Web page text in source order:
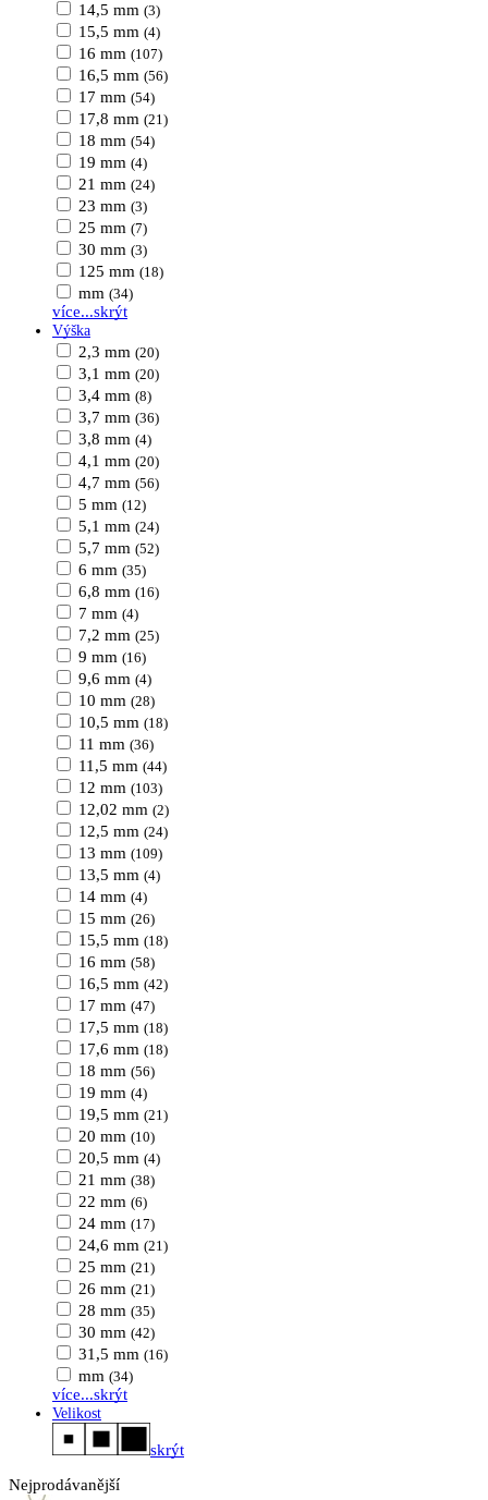
14,5 mm (3)
15,5 mm (4)
16 mm (107)
16,5 mm (56)
17 mm (54)
17,8 mm (21)
18 mm (54)
19 mm (4)
21 mm (24)
23 mm (3)
25 mm (7)
30 mm (3)
125 mm (18)
mm (34)
více...skrýt
Výška
2,3 mm (20)
3,1 mm (20)
3,4 mm (8)
3,7 mm (36)
3,8 mm (4)
4,1 mm (20)
4,7 mm (56)
5 mm (12)
5,1 mm (24)
5,7 mm (52)
6 mm (35)
6,8 mm (16)
7 mm (4)
7,2 mm (25)
9 mm (16)
9,6 mm (4)
10 mm (28)
10,5 mm (18)
11 mm (36)
11,5 mm (44)
12 mm (103)
12,02 mm (2)
12,5 mm (24)
13 mm (109)
13,5 mm (4)
14 mm (4)
15 mm (26)
15,5 mm (18)
16 mm (58)
16,5 mm (42)
17 mm (47)
17,5 mm (18)
17,6 mm (18)
18 mm (56)
19 mm (4)
19,5 mm (21)
20 mm (10)
20,5 mm (4)
21 mm (38)
22 mm (6)
24 mm (17)
24,6 mm (21)
25 mm (21)
26 mm (21)
28 mm (35)
30 mm (42)
31,5 mm (16)
mm (34)
více...skrýt
Velikost
skrýt
Nejprodávanější